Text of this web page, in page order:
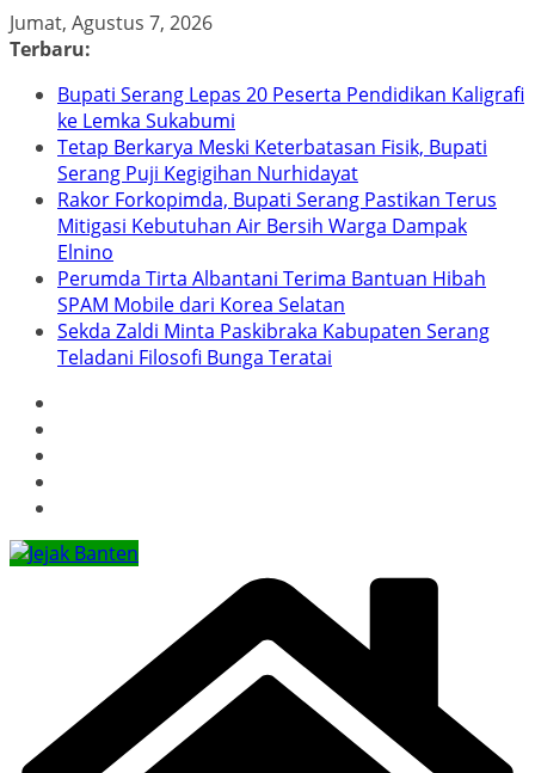
Skip
to
Jumat, Agustus 7, 2026
Terbaru:
Bupati Serang Lepas 20 Peserta Pendidikan Kaligrafi
ke Lemka Sukabumi
Tetap Berkarya Meski Keterbatasan Fisik, Bupati
Serang Puji Kegigihan Nurhidayat
Rakor Forkopimda, Bupati Serang Pastikan Terus
Mitigasi Kebutuhan Air Bersih Warga Dampak
Elnino
Perumda Tirta Albantani Terima Bantuan Hibah
SPAM Mobile dari Korea Selatan
Sekda Zaldi Minta Paskibraka Kabupaten Serang
Teladani Filosofi Bunga Teratai